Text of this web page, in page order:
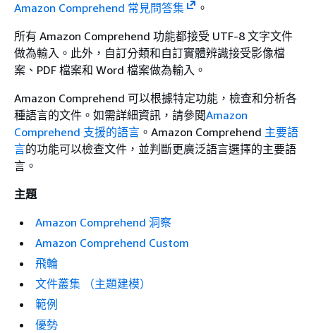
Amazon Comprehend 常見問答集
。
所有 Amazon Comprehend 功能都接受 UTF-8 文字文件
做為輸入。此外，自訂分類和自訂實體辨識接受影像檔
案、PDF 檔案和 Word 檔案做為輸入。
Amazon Comprehend 可以根據特定功能，檢查和分析各
種語言的文件。如需詳細資訊，請參閱Amazon
Comprehend 支援的語言 。Amazon Comprehend 主要語
言的功能可以檢查文件，並判斷更廣泛語言選擇的主要語
言。
主題
Amazon Comprehend 洞察
Amazon Comprehend Custom
飛輪
文件叢集 （主題建模）
範例
優勢